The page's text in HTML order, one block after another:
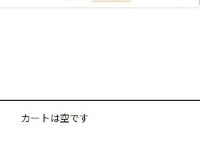
カートは空です